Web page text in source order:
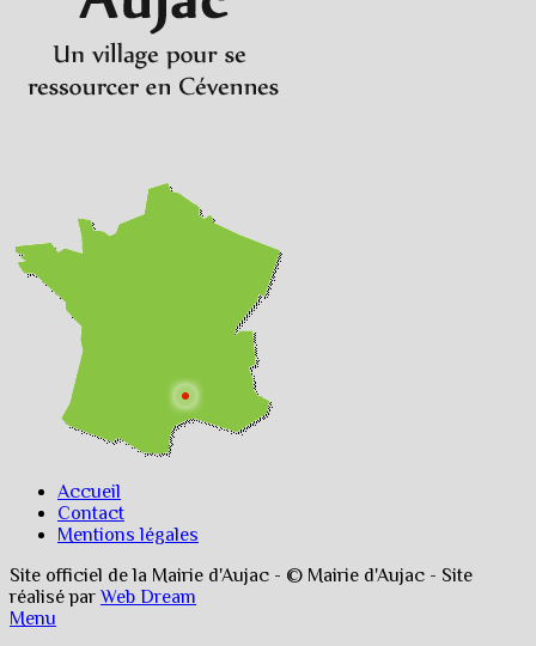
Accueil
Contact
Mentions légales
Site officiel de la Mairie d'Aujac - © Mairie d'Aujac - Site
réalisé parWeb Dream
Menu